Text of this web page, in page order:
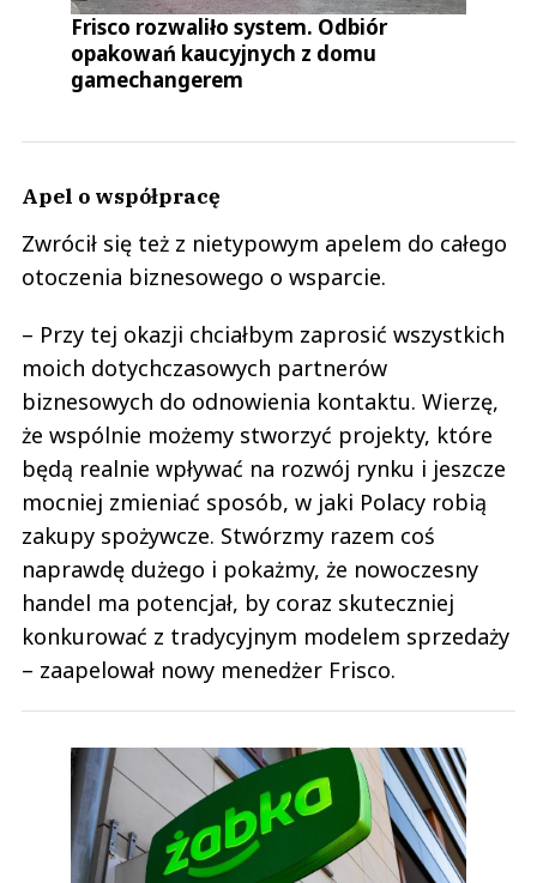
Frisco rozwaliło system. Odbiór
opakowań kaucyjnych z domu
gamechangerem
Apel o współpracę
Zwrócił się też z nietypowym apelem do całego
otoczenia biznesowego o wsparcie.
– Przy tej okazji chciałbym zaprosić wszystkich
moich dotychczasowych partnerów
biznesowych do odnowienia kontaktu. Wierzę,
że wspólnie możemy stworzyć projekty, które
będą realnie wpływać na rozwój rynku i jeszcze
mocniej zmieniać sposób, w jaki Polacy robią
zakupy spożywcze. Stwórzmy razem coś
naprawdę dużego i pokażmy, że nowoczesny
handel ma potencjał, by coraz skuteczniej
konkurować z tradycyjnym modelem sprzedaży
– zaapelował nowy menedżer Frisco.